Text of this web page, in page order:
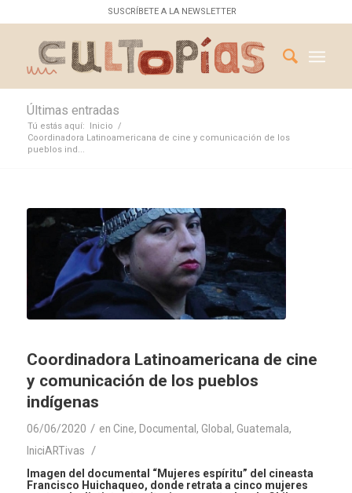
SUSCRÍBETE A LA NEWSLETTER
Últimas entradas
Tú estás aquí: Inicio /
Coordinadora Latinoamericana de cine y comunicación de los
pueblos ind...
Coordinadora Latinoamericana de cine
y comunicación de los pueblos
indígenas
06/06/2020 / en Cine, Documental, Global, Guatemala,
IniciARTivas
/
Imagen del documental “Mujeres espíritu” del cineasta
Francisco Huichaqueo, donde retrata a cinco mujeres